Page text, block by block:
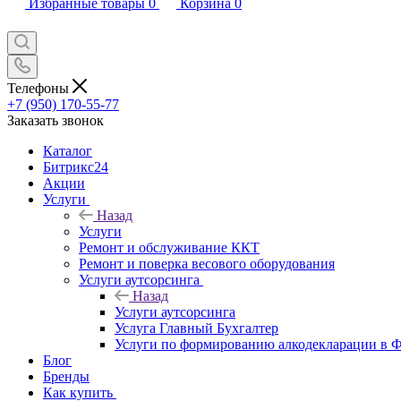
Избранные товары 0 Корзина 0
Телефоны
+7 (950) 170-55-77
Заказать звонок
Каталог
Битрикс24
Акции
Услуги
Назад
Услуги
Ремонт и обслуживание ККТ
Ремонт и поверка весового оборудования
Услуги аутсорсинга
Назад
Услуги аутсорсинга
Услуга Главный Бухгалтер
Услуги по формированию алкодекларации в
Блог
Бренды
Как купить